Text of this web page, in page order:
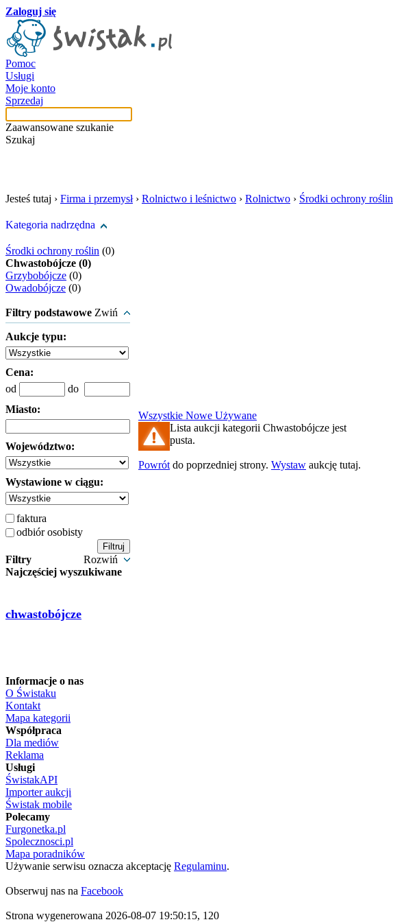
Zaloguj się
Pomoc
Usługi
Moje konto
Sprzedaj
Zaawansowane szukanie
Szukaj
Jesteś tutaj › Firma i przemysł› Rolnictwo i leśnictwo › Rolnictwo › Środki ochrony roślin
Kategoria nadrzędna
Środki ochrony roślin (0)
Chwastobójcze (0)
Grzybobójcze (0)
Owadobójcze (0)
Filtry podstawowe Zwiń
Aukcje typu:
Cena:
od
do
Miasto:
Województwo:
Wystawione w ciągu:
faktura
odbiór osobisty
Filtry
Rozwiń
Najczęściej wyszukiwane
chwastobójcze
Wszystkie Nowe Używane
Lista aukcji kategorii Chwastobójcze jest
pusta.
Powrót do poprzedniej strony. Wystaw aukcję tutaj.
Informacje o nas
O Świstaku
Kontakt
Mapa kategorii
Współpraca
Dla mediów
Reklama
Usługi
ŚwistakAPI
Importer aukcji
Świstak mobile
Polecamy
Furgonetka.pl
Spolecznosci.pl
Mapa poradników
Używanie serwisu oznacza akceptację Regulaminu.
Obserwuj nas na Facebook
Strona wygenerowana 2026-08-07 19:50:15, 120